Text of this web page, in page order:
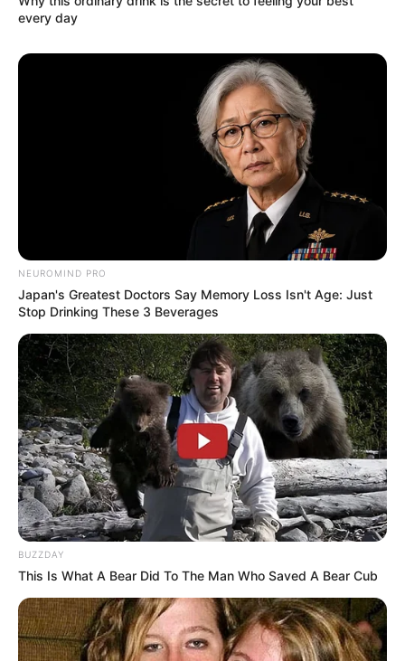
(foto: unsplash/drew)
6. Penambahaan kandungan asam yang ada di teh
sangat baik khususnya untuk tanaman seperti azalea,
pakis, dan hydrangea
every day
NEUROMIND PRO
Japan's Greatest Doctors Say Memory Loss Isn't Age: Just
Stop Drinking These 3 Beverages
BUZZDAY
This Is What A Bear Did To The Man Who Saved A Bear Cub